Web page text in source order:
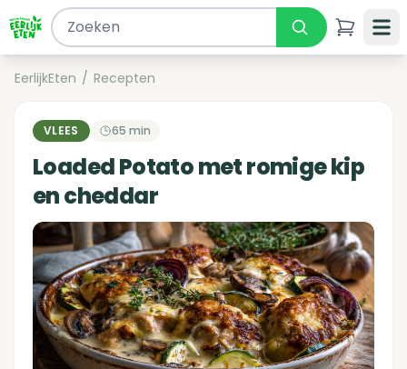
EerlijkEten / Recepten
VLEES 65 min
Loaded Potato met romige kip
en cheddar